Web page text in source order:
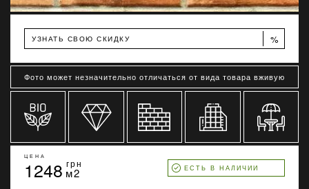
УЗНАТЬ СВОЮ СКИДКУ %
Фото может незначительно отличаться от вида товара вживую
ЦЕНА
1248 грн
м2 ЕСТЬ В НАЛИЧИИ